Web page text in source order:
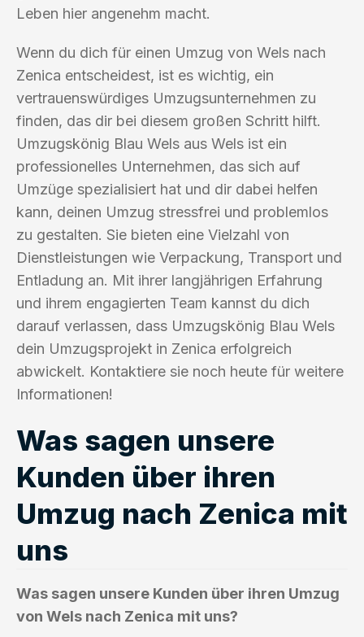
Leben hier angenehm macht.
Wenn du dich für einen Umzug von Wels nach
Zenica entscheidest, ist es wichtig, ein
vertrauenswürdiges Umzugsunternehmen zu
finden, das dir bei diesem großen Schritt hilft.
Umzugskönig Blau Wels aus Wels ist ein
professionelles Unternehmen, das sich auf
Umzüge spezialisiert hat und dir dabei helfen
kann, deinen Umzug stressfrei und problemlos
zu gestalten. Sie bieten eine Vielzahl von
Dienstleistungen wie Verpackung, Transport und
Entladung an. Mit ihrer langjährigen Erfahrung
und ihrem engagierten Team kannst du dich
darauf verlassen, dass Umzugskönig Blau Wels
dein Umzugsprojekt in Zenica erfolgreich
abwickelt. Kontaktiere sie noch heute für weitere
Informationen!
Was sagen unsere
Kunden über ihren
Umzug nach Zenica mit
uns
Was sagen unsere Kunden über ihren Umzug
von Wels nach Zenica mit uns?